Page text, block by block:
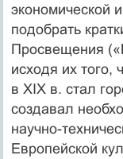
экономической
подобрать
Просвещения
исходя их того,
в XIX в. стал
создавал
научно-
Европейской